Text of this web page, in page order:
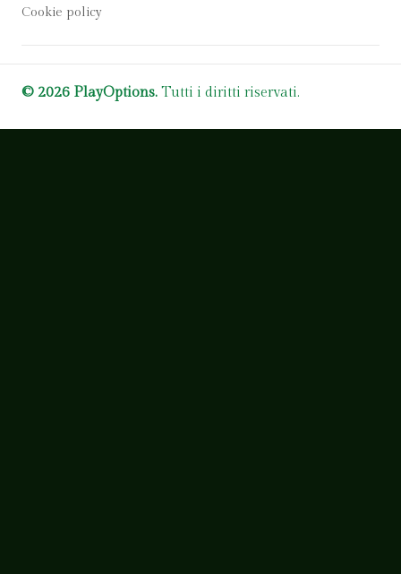
Cookie policy
© 2026 PlayOptions. Tutti i diritti riservati.